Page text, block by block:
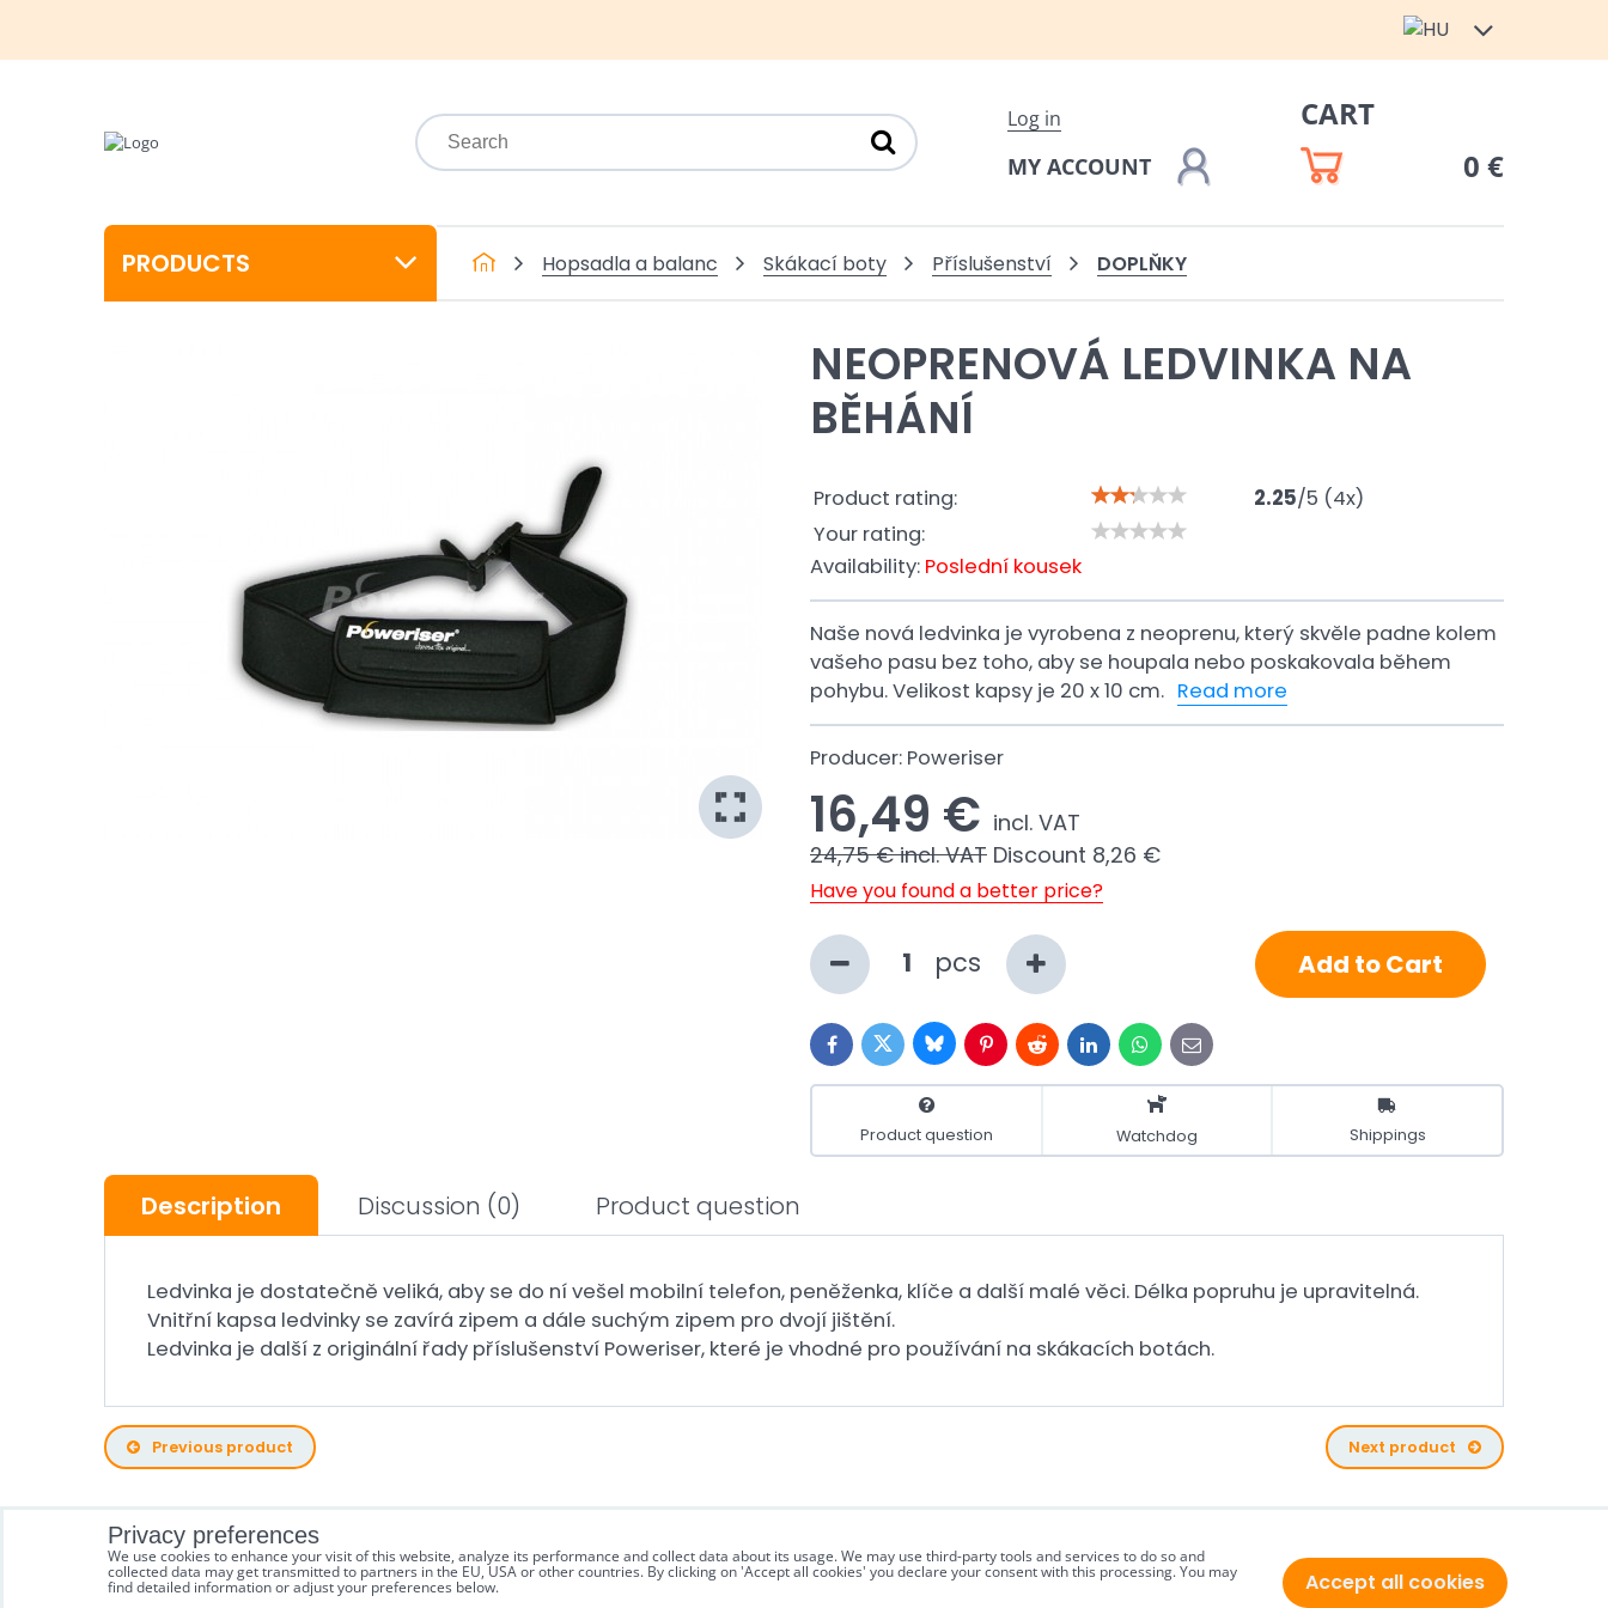
Log in
MY ACCOUNT
CART
0 €
PRODUCTS Hopsadla a balanc Skákací boty Příslušenství DOPLŇKY
NEOPRENOVÁ LEDVINKA NA
BĚHÁNÍ
Product rating: 2.25/5 (4x)
Your rating:
Availability: Poslední kousek
Naše nová ledvinka je vyrobena z neoprenu, který skvěle padne kolem
vašeho pasu bez toho, aby se houpala nebo poskakovala během
pohybu. Velikost kapsy je 20 x 10 cm. Read more
Producer: Poweriser
16,49 € incl. VAT
24,75 € incl. VAT Discount 8,26 €
Have you found a better price?
pcs Add to Cart
FacebookTwitterBlueskyPinterestRedditLinkedInWhatsApp
E-
mail
Product question Watchdog Shippings
Description Discussion (0) Product question
Ledvinka je dostatečně veliká, aby se do ní vešel mobilní telefon, peněženka, klíče a další malé věci. Délka popruhu je upravitelná.
Vnitřní kapsa ledvinky se zavírá zipem a dále suchým zipem pro dvojí jištění.
Ledvinka je další z originální řady příslušenství Poweriser, které je vhodné pro používání na skákacích botách.
Previous product Next product
Privacy preferences
We use cookies to enhance your visit of this website, analyze its performance and collect data about its usage. We may use third-party tools and services to do so and
collected data may get transmitted to partners in the EU, USA or other countries. By clicking on 'Accept all cookies' you declare your consent with this processing. You may
find detailed information or adjust your preferences below. Accept all cookies